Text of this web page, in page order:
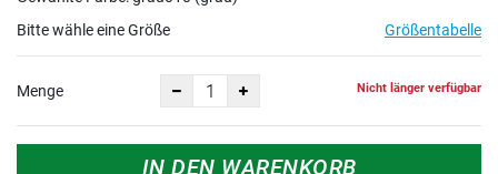
Bitte wähle eine Größe
Größentabelle
Menge Nicht länger verfügbar
IN DEN WARENKORB